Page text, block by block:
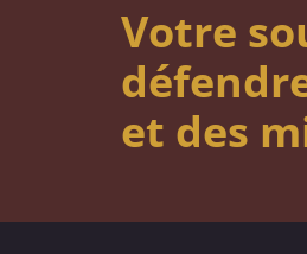
Votre
et des